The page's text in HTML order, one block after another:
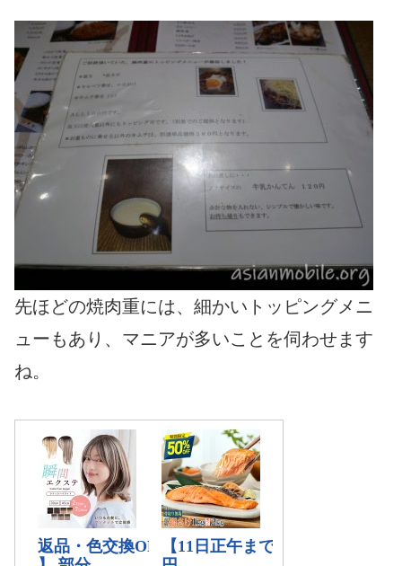
先ほどの焼肉重には、細かいトッピングメニ
ューもあり、マニアが多いことを伺わせます
ね。